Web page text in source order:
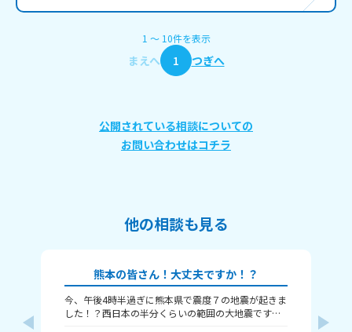
1 〜 10件を表示
まえへ 1 つぎへ
公開されている相談についての
お問い合わせはコチラ
他の相談も見る
熊本の皆さん！大丈夫ですか！？
今、午後4時半過ぎに熊本県で震度７の地震が起きま
した！？西日本の半分くらいの範囲の大地震です。